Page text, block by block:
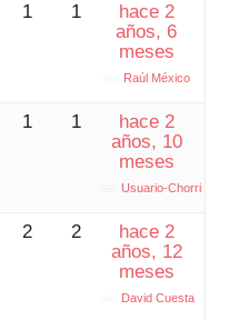
1 1
hace 2
años, 6
meses
Raúl México
1 1
hace 2
años, 10
meses
Usuario-Chorri
2 2
hace 2
años, 12
meses
David Cuesta